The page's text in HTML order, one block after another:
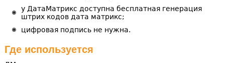
у ДатаМатрикс доступна бесплатная генерация
штрих кодов дата матрикс;
цифровая подпись не нужна.
Где используется